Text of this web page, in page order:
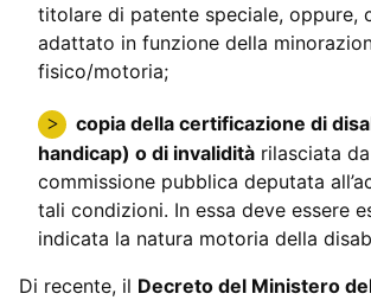
titolare di patente speciale, oppure,
adattato in funzione della
fisico/motoria;
copia della certificazione di
handicap) o di invalidità rilasciata
commissione pubblica deputata
tali condizioni. In essa deve essere
indicata la natura motoria della
Di recente, il Decreto del Ministero